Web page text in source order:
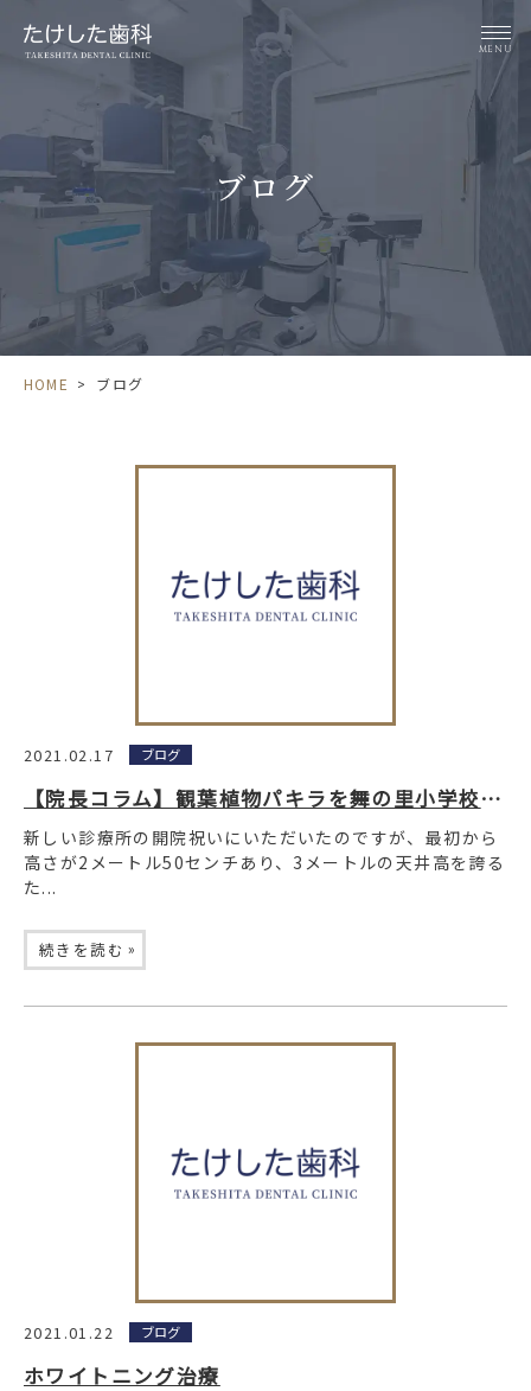
MENU
ブログ
HOME > ブログ
2021.02.17 ブログ
【院長コラム】観葉植物パキラを舞の里小学校に寄贈しました。
新しい診療所の開院祝いにいただいたのですが、最初から
高さが2メートル50センチあり、3メートルの天井高を誇る
た...
続きを読む »
2021.01.22 ブログ
ホワイトニング治療